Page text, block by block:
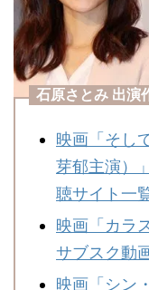
石原さとみ 出演
映画「そし
芽郁主演）
聴サイト一
映画「カラ
サブスク動
映画「シン